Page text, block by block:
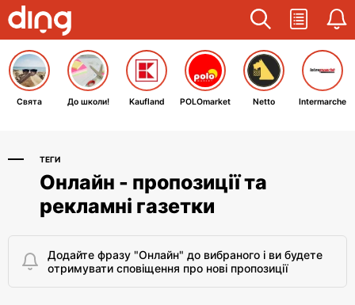
Свята До школи! Kaufland POLOmarket Netto Intermarche
ТЕГИ
Онлайн - пропозиції та
рекламні газетки
Додайте фразу "Онлайн" до вибраного і ви будете
отримувати сповіщення про нові пропозиції